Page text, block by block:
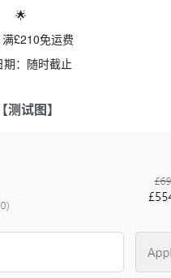
🌟
£210免运费
期：随时截止
测试图】